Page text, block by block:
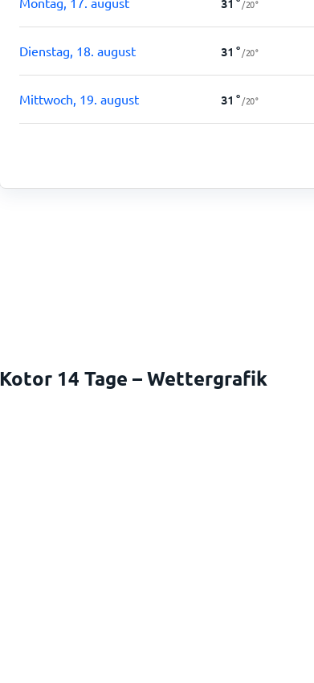
31 ° /20°
Dienstag, 18. august 31 ° /20°
Mittwoch, 19. august 31 ° /20°
Kotor 14 Tage – Wettergrafik